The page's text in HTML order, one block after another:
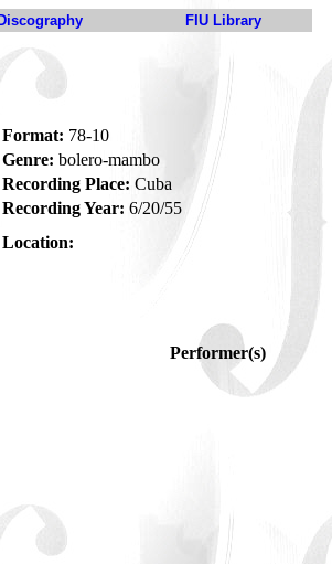
FIU Library
Format: 78-10
Genre: bolero-mambo
Recording Place: Cuba
Recording Year: 6/20/55
Location:
Performer(s)